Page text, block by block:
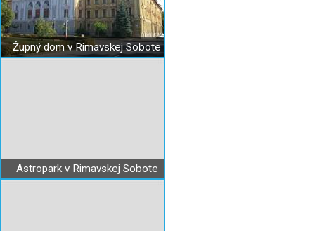
Župný dom v Rimavskej Sobote
Astropark v Rimavskej Sobote